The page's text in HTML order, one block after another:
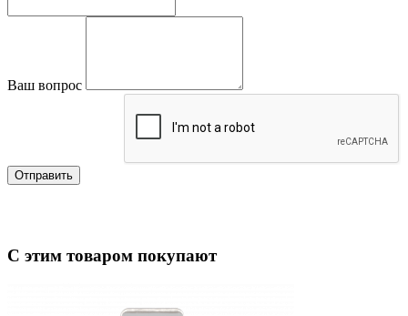
Ваш вопрос
Отправить
С этим товаром покупают